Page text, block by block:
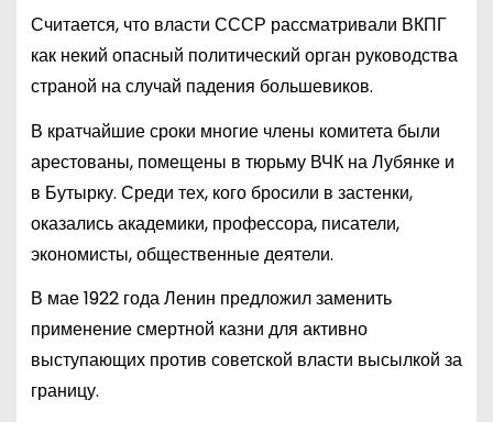
Считается, что власти СССР рассматривали ВКПГ
как некий опасный политический орган руководства
страной на случай падения большевиков.
В кратчайшие сроки многие члены комитета были
арестованы, помещены в тюрьму ВЧК на Лубянке и
в Бутырку. Среди тех, кого бросили в застенки,
оказались академики, профессора, писатели,
экономисты, общественные деятели.
В мае 1922 года Ленин предложил заменить
применение смертной казни для активно
выступающих против советской власти высылкой за
границу.